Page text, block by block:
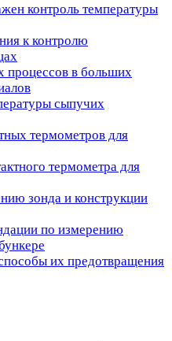
контроль температуры
к контролю
процессов в больших
сыпучих
термометров для
термометра для
зонда и конструкции
по измерению
их предотвращения